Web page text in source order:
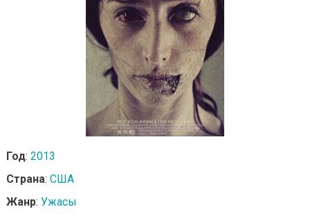
Год: 2013
Страна: США
Жанр: Ужасы